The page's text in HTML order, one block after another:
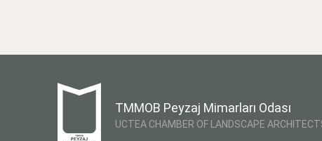
TMMOB Peyzaj Mimarları Odası
UCTEA CHAMBER OF LANDSCAPE